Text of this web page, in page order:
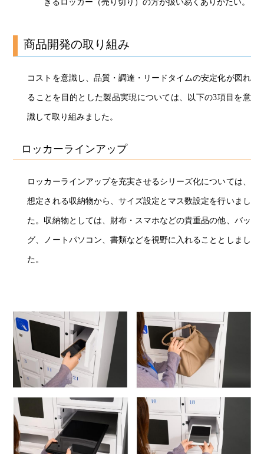
きるロッカー（売り切り）の方が扱い易くありがたい。
商品開発の取り組み
コストを意識し、品質・調達・リードタイムの安定化が図れ
ることを目的とした製品実現については、以下の3項目を意
識して取り組みました。
ロッカーラインアップ
ロッカーラインアップを充実させるシリーズ化については、
想定される収納物から、サイズ設定とマス数設定を行いまし
た。収納物としては、財布・スマホなどの貴重品の他、バッ
グ、ノートパソコン、書類などを視野に入れることとしまし
た。